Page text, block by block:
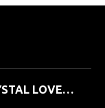
GUESS STEEL CRYSTAL LOVE JUBR06363JWYG-No.56 Δαχτυλίδι Χρυσό Με Καρδιά